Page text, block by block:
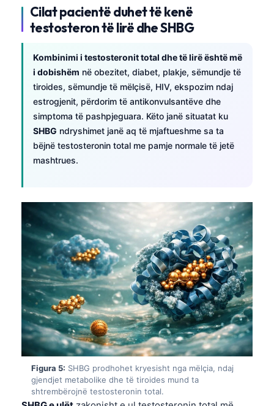
Cilat pacientë duhet të kenë
testosteron të lirë dhe SHBG
Kombinimi i testosteronit total dhe të lirë është më
i dobishëm në obezitet, diabet, plakje, sëmundje të
tiroides, sëmundje të mëlçisë, HIV, ekspozim ndaj
estrogjenit, përdorim të antikonvulsantëve dhe
simptoma të pashpjeguara. Këto janë situatat ku
SHBG ndryshimet janë aq të mjaftueshme sa ta
bëjnë testosteronin total me pamje normale të jetë
mashtrues.
Figura 5: SHBG prodhohet kryesisht nga mëlçia, ndaj
gjendjet metabolike dhe të tiroides mund ta
shtrembërojnë testosteronin total.